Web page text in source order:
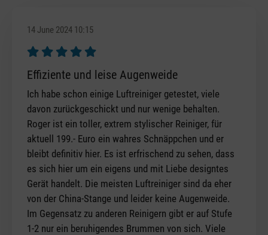
14 June 2024 10:15
Review with rating of 5 out of 5 stars
Effiziente und leise Augenweide
Ich habe schon einige Luftreiniger getestet, viele
davon zurückgeschickt und nur wenige behalten.
Roger ist ein toller, extrem stylischer Reiniger, für
aktuell 199.- Euro ein wahres Schnäppchen und er
bleibt definitiv hier. Es ist erfrischend zu sehen, dass
es sich hier um ein eigens und mit Liebe designtes
Gerät handelt. Die meisten Luftreiniger sind da eher
von der China-Stange und leider keine Augenweide.
Im Gegensatz zu anderen Reinigern gibt er auf Stufe
1-2 nur ein beruhigendes Brummen von sich. Viele